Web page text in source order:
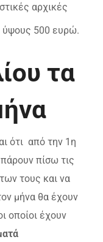
αρχικές
ύψους 500 ευρώ.
τα
ότι από την 1η
πίσω τις
τους και να
μήνα θα έχουν
οποίοι έχουν